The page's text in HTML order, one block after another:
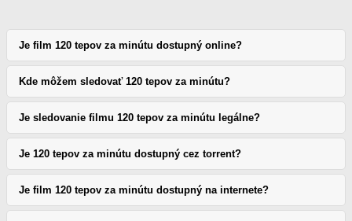
Je film 120 tepov za minútu dostupný online?
Kde môžem sledovať 120 tepov za minútu?
Je sledovanie filmu 120 tepov za minútu legálne?
Je 120 tepov za minútu dostupný cez torrent?
Je film 120 tepov za minútu dostupný na internete?